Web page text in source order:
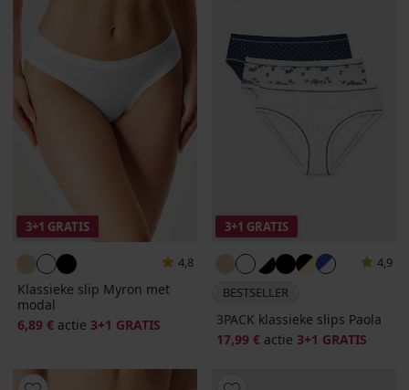
3+1 GRATIS
4,8
Klassieke slip Myron met
modal
6,89 € actie 3+1 GRATIS
3+1 GRATIS
4,9
BESTSELLER
3PACK klassieke slips Paola
17,99 € actie 3+1 GRATIS